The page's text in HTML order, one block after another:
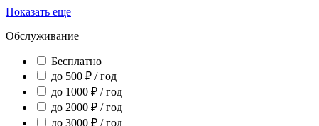
Показать еще
Обслуживание
Бесплатно
до 500 ₽ / год
до 1000 ₽ / год
до 2000 ₽ / год
до 3000 ₽ / год